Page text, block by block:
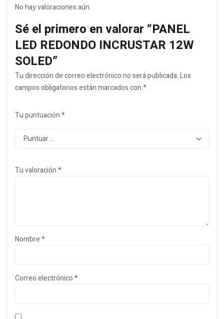
No hay valoraciones aún.
Sé el primero en valorar “PANEL
LED REDONDO INCRUSTAR 12W
SOLED”
Tu dirección de correo electrónico no será publicada.Los
campos obligatorios están marcados con*
Tu puntuación*
Tu valoración*
Nombre*
Correo electrónico*